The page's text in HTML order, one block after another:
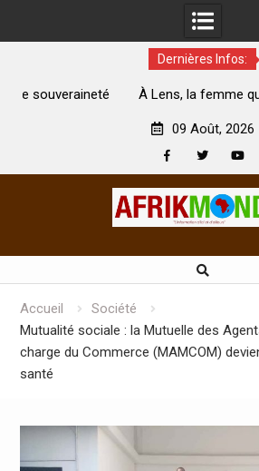
Dernières Infos:
À Lens, la femme qui avait été
09 Août, 2026
Accueil
Société
Mutualité sociale : la Mutuelle des
charge du Commerce (MAMCOM)
santé